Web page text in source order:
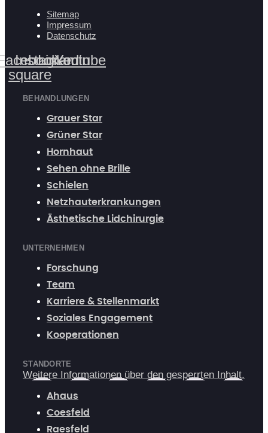
Sitemap
Impressum
Datenschutz
square
Instagram
Linkedin
Youtube
BEHANDLUNGEN
Grauer Star
Grüner Star
Hornhaut
Sehen ohne Brille
Schielen
Netzhauterkrankungen
Ästhetische Lidchirurgie
UNTERNEHMEN
Forschung
Team
Karriere & Stellenmarkt
Soziales Engagement
Kooperationen
STANDORTE
Weitere Informationen über den gesperrten Inhalt.
Ahaus
Coesfeld
Raesfeld